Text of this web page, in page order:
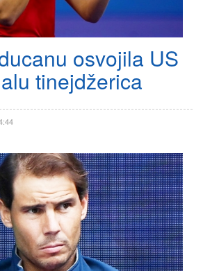
osvojila US
tinejdžerica